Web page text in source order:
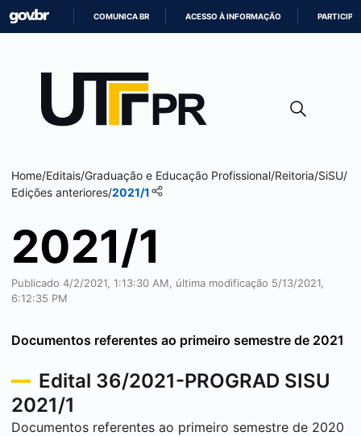
CONTEÚDO
COMUNICA BR ACESSO À INFORMAÇÃO PARTICIPE
Home/Editais/Graduação e Educação Profissional/Reitoria/SiSU/
Edições anteriores/2021/1
2021/1
Publicado 4/2/2021, 1:13:30 AM, última modificação 5/13/2021,
6:12:35 PM
Documentos referentes ao primeiro semestre de 2021
Edital 36/2021-PROGRAD SISU
2021/1
Documentos referentes ao primeiro semestre de 2020